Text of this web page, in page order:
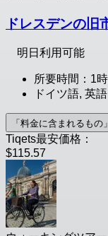
ドレスデンの旧
明日利用可能
所要時間：1
ドイツ語, 英
「料金に含まれるもの
Tiqets最安価格：
$115.57